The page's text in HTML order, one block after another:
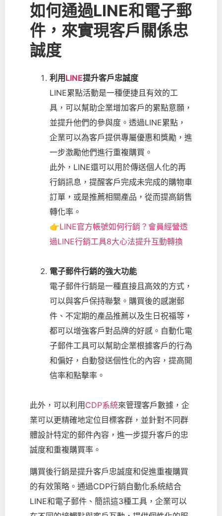
如何通過LINE和電子郵
件，來實現客戶關係忠
誠度
利用LINE提升客戶忠誠度
LINE累點活動是一種便捷且有效的工
具，可以幫助企業增加客戶的累點意願，
並提升他們的參與度。透過LINE累點，
企業可以為客戶提供專屬優惠和獎勵，進
一步激勵他們進行重複購買。
此外，LINE還可以用於傳送個人化的再
行銷訊息，提醒客戶完成未完成的購物車
訂單，或是推薦相關產品，從而提高銷售
轉化率。
👉LINE官方帳號如何行銷？會員經營透
過LINE行銷工具8大心法提升互動轉換
電子郵件行銷的強大功能
電子郵件行銷是一種直接且高效的方式，
可以與客戶保持聯繫。購買後的感謝郵
件、不定期的產品推薦以及生日祝福等，
都可以增強客戶對品牌的好感。自動化電
子郵件工具可以幫助企業根據客戶的行為
和偏好，自動發送個性化的內容，提高開
信率和點擊率。
此外，可以利用CDP系統來管理客戶數據，企
業可以更精確地定位目標客群，並針對不同群
體設計特定的郵件內容，進一步提升客戶的忠
誠度和重複購買率。
購買後行銷是提升客戶忠誠度和促進重複購買
的有效策略。通過CDP行銷自動化系統結合
LINE和電子郵件、簡訊這3種工具，企業可以